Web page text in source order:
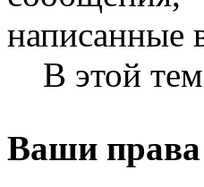
В этой
Ваши права